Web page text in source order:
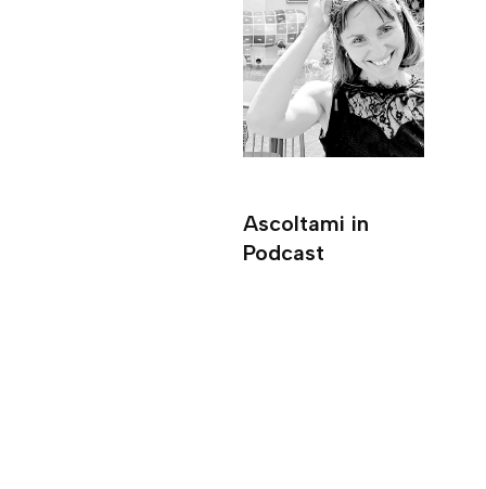
Ascoltami in
Podcast